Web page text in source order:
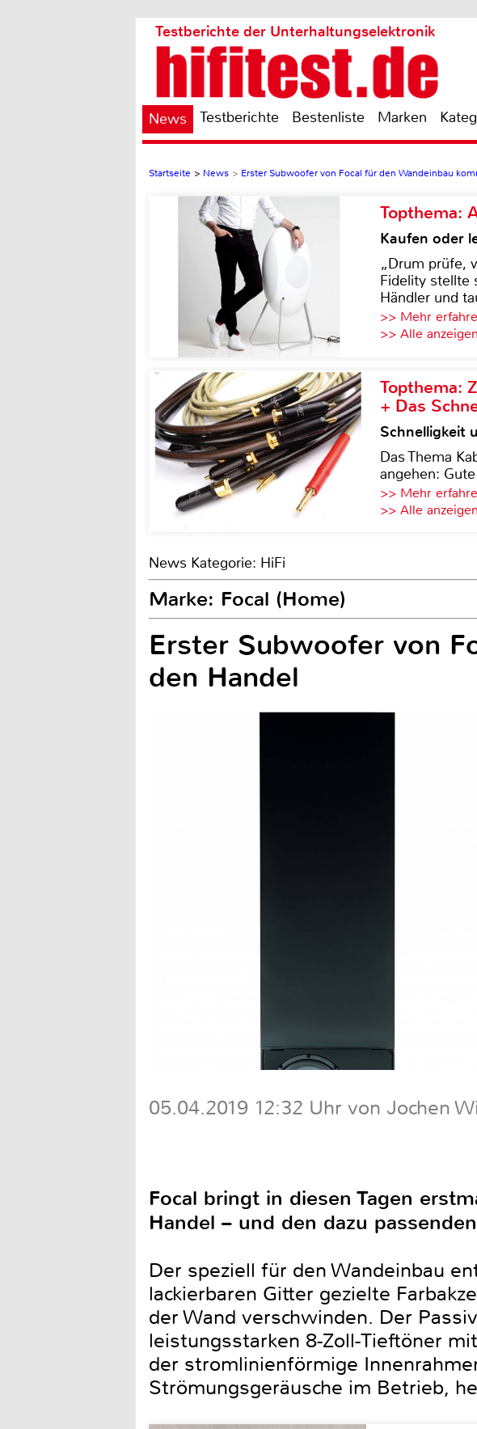
Testberichte der Unterhaltungselektronik
News Testberichte Bestenliste Marken
Startseite > News > Erster Subwoofer von Focal für den Wandeinbau
Topthema:
Kaufen oder
„Drum prüfe,
Fidelity stellte
Händler und
>> Mehr
>> Alle anzeigen
Topthema:
+ Das
Schnelligkeit
Das Thema
angehen:
>> Mehr
>> Alle anzeigen
News Kategorie: HiFi
Marke: Focal (Home)
Erster Subwoofer von
den Handel
05.04.2019 12:32 Uhr von Jochen
Focal bringt in diesen Tagen
Handel – und den dazu
Der speziell für den Wandeinbau
lackierbaren Gitter gezielte
der Wand verschwinden. Der
leistungsstarken 8-Zoll-Tieftöner
der stromlinienförmige
Strömungsgeräusche im Betrieb,